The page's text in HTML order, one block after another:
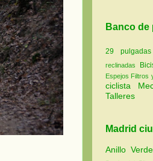
Banco de
29 pulgadas
reclinadas
Espejos Filtros
ciclista
Talleres
Madrid
Anillo